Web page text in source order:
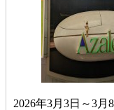
2026年3月3日～3月8